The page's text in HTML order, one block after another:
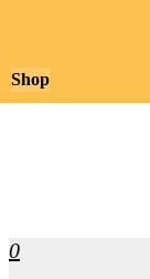
0
Shop